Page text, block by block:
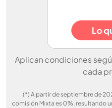
Lo
Aplican condiciones
cada
(*) A partir de septiembre de
comisión Mixta es 0%, resultando